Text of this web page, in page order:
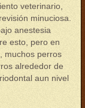
veterinario,
minuciosa.
anestesia
esto, pero en
muchos perros
alrededor de
aun nivel